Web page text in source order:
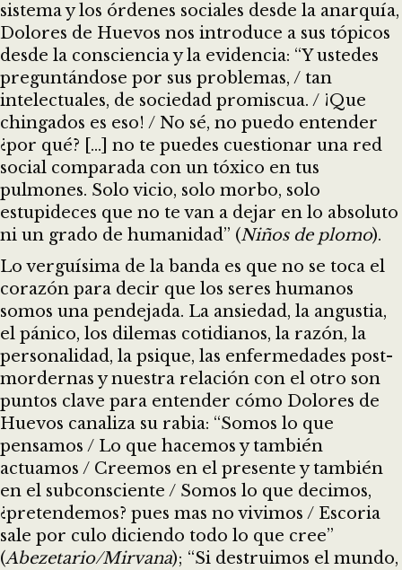
sistema y los órdenes sociales desde la anarquía,
Dolores de Huevos nos introduce a sus tópicos
desde la consciencia y la evidencia: “Y ustedes
preguntándose por sus problemas, / tan
intelectuales, de sociedad promiscua. / ¡Que
chingados es eso! / No sé, no puedo entender
¿por qué? […] no te puedes cuestionar una red
social comparada con un tóxico en tus
pulmones. Solo vicio, solo morbo, solo
estupideces que no te van a dejar en lo absoluto
ni un grado de humanidad” (Niños de plomo).
Lo verguísima de la banda es que no se toca el
corazón para decir que los seres humanos
somos una pendejada. La ansiedad, la angustia,
el pánico, los dilemas cotidianos, la razón, la
personalidad, la psique, las enfermedades post-
mordernas y nuestra relación con el otro son
puntos clave para entender cómo Dolores de
Huevos canaliza su rabia: “Somos lo que
pensamos / Lo que hacemos y también
actuamos / Creemos en el presente y también
en el subconsciente / Somos lo que decimos,
¿pretendemos? pues mas no vivimos / Escoria
sale por culo diciendo todo lo que cree”
(Abezetario/Mirvana); “Si destruimos el mundo,